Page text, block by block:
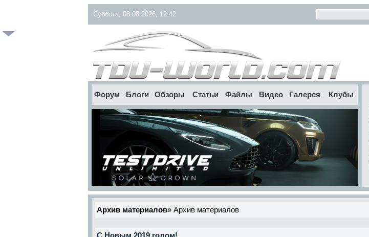
Суббота, 08.08.2026, 12:42
Форум Блоги Обзоры Статьи Файлы Видео Галерея Клубы
Архив материалов» Архив материалов